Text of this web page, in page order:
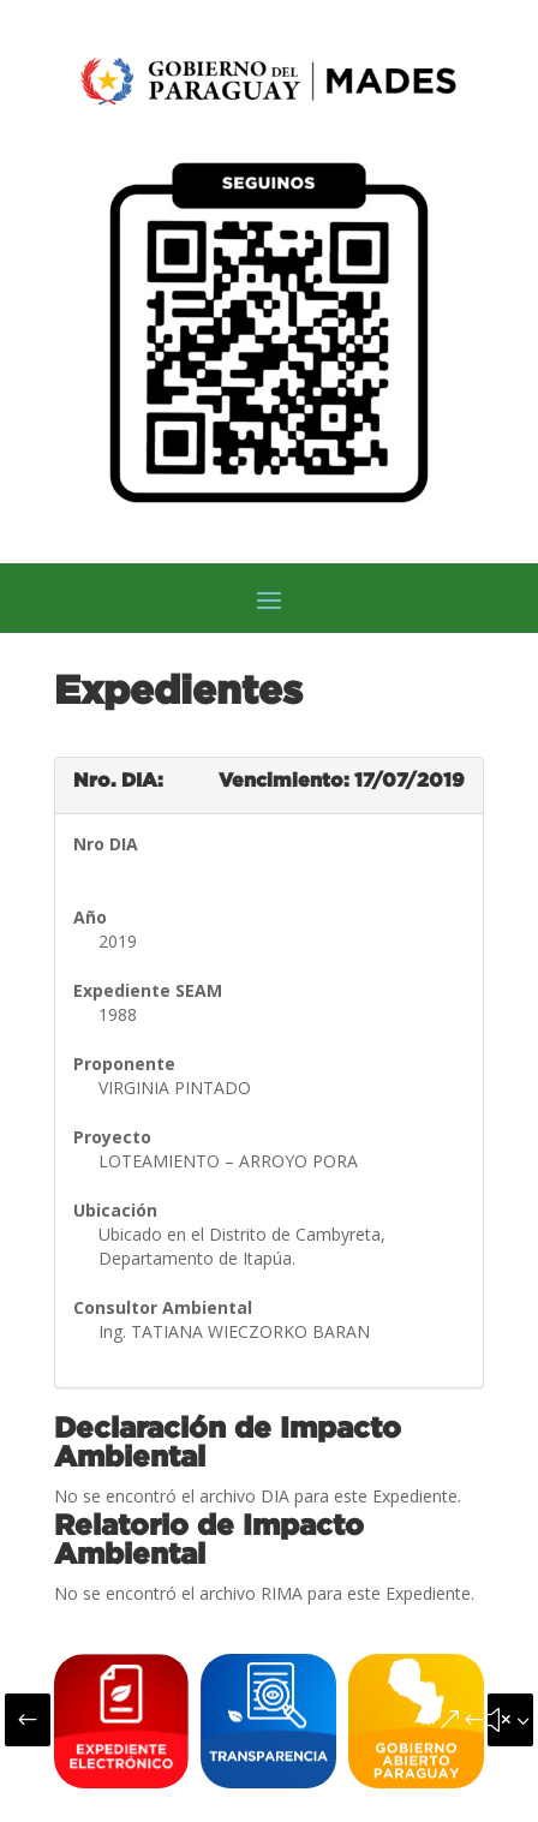
Expedientes
Nro. DIA: Vencimiento: 17/07/2019
Nro DIA
Año
2019
Expediente SEAM
1988
Proponente
VIRGINIA PINTADO
Proyecto
LOTEAMIENTO – ARROYO PORA
Ubicación
Ubicado en el Distrito de Cambyreta,
Departamento de Itapúa.
Consultor Ambiental
Ing. TATIANA WIECZORKO BARAN
Declaración de Impacto
Ambiental
No se encontró el archivo DIA para este Expediente.
Relatorio de Impacto
Ambiental
No se encontró el archivo RIMA para este Expediente.
#